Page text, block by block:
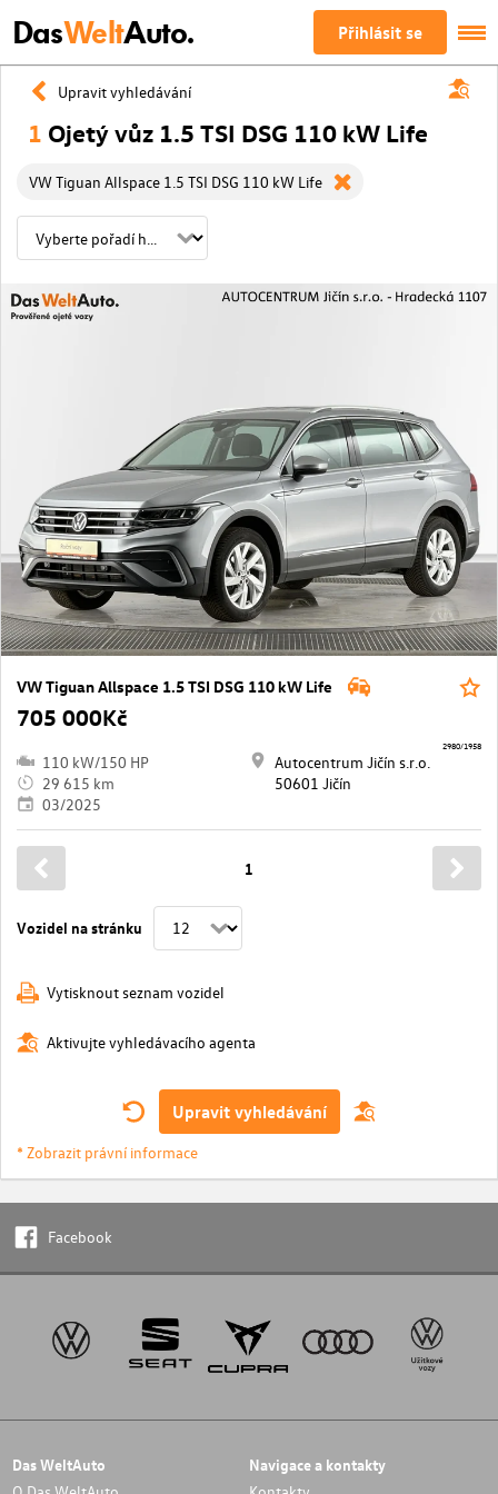
DasWeltAuto. Přihlásit se
Upravit vyhledávání
1 Ojetý vůz 1.5 TSI DSG 110 kW Life
VW Tiguan Allspace 1.5 TSI DSG 110 kW Life
VW Tiguan Allspace 1.5 TSI DSG 110 kW Life
705 000Kč
110 kW/150 HP
29 615 km
03/2025
Autocentrum Jičín s.r.o.
50601 Jičín
2980/1958
Vozidel na stránku
1
Vytisknout seznam vozidel
Aktivujte vyhledávacího agenta
Upravit vyhledávání
* Zobrazit právní informace
Facebook
Das WeltAuto Navigace a kontakty